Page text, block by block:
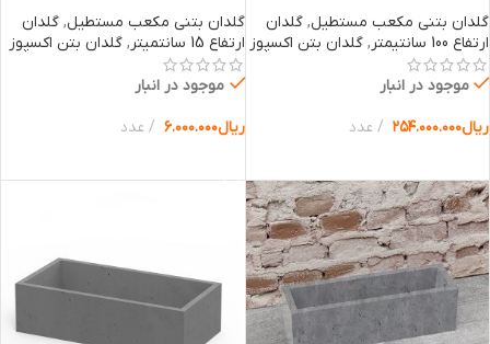
گلدان بتنی مکعب مستطیل, گلدان
ارتفاع 100 سانتیمتر
, گلدان بتن اکسپوز
موجود در انبار
ریال۲۵۴.۰۰۰.۰۰۰ عدد
گلدان بتنی مکعب مستطیل, گلدان
ارتفاع 15 سانتمیتر
, گلدان بتن اکسپوز
موجود در انبار
ریال۶.۰۰۰.۰۰۰ عدد